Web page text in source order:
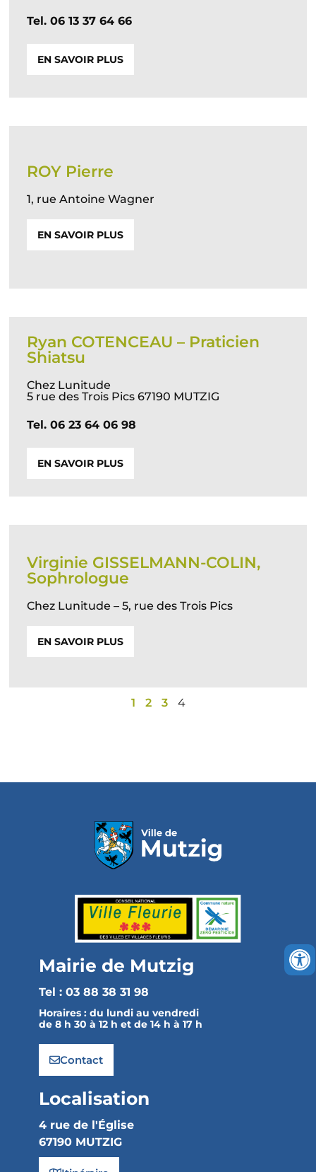
Tel. 06 13 37 64 66
EN SAVOIR PLUS
ROY Pierre
1, rue Antoine Wagner
EN SAVOIR PLUS
Ryan COTENCEAU – Praticien
Shiatsu
Chez Lunitude
5 rue des Trois Pics 67190 MUTZIG
Tel. 06 23 64 06 98
EN SAVOIR PLUS
Virginie GISSELMANN-COLIN,
Sophrologue
Chez Lunitude – 5, rue des Trois Pics
EN SAVOIR PLUS
1 2 3 4
Mairie de Mutzig
Tel : 03 88 38 31 98
Horaires : du lundi au vendredi
de 8 h 30 à 12 h et de 14 h à 17 h
Contact
Localisation
4 rue de l'Église
67190 MUTZIG